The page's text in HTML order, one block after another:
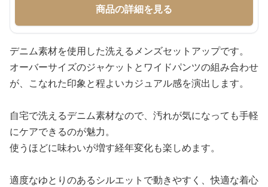
商品の詳細を見る
デニム素材を使用した洗えるメンズセットアップです。
オーバーサイズのジャケットとワイドパンツの組み合わせ
が、こなれた印象と程よいカジュアル感を演出します。
自宅で洗えるデニム素材なので、汚れが気になっても手軽
にケアできるのが魅力。
使うほどに味わいが増す経年変化も楽しめます。
適度なゆとりのあるシルエットで動きやすく、快適な着心